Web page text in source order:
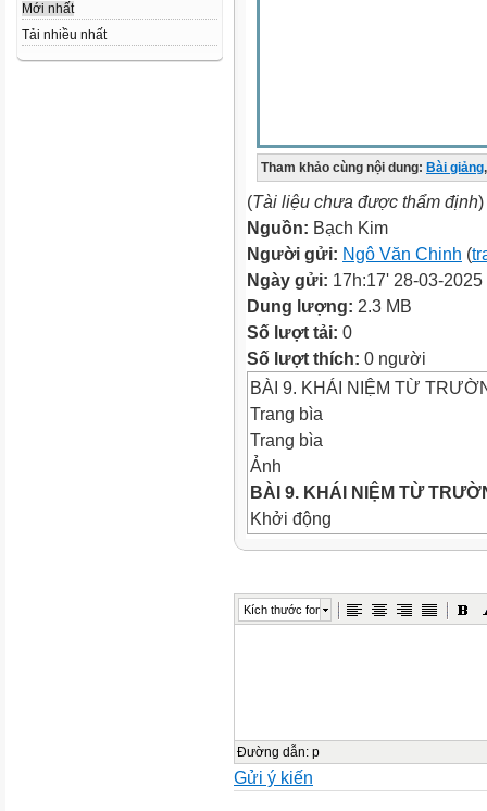
Mới nhất
Tải nhiều nhất
Tham khảo cùng nội dung: Bài giảng,
(Tài liệu chưa được thẩm định)
Nguồn: Bạch Kim
Người gửi: Ngô Văn Chinh (
Ngày gửi: 17h:17' 28-03-2025
Dung lượng: 2.3 MB
Số lượt tải: 0
Số lượt thích: 0 người
BÀI 9. KHÁI NIỆM TỪ
Trang bìa
Trang bìa
Ảnh
BÀI 9. KHÁI NIỆM TỪ
Khởi động
Các nghiên cứu cho thấy,
cảm nhận được từ trường
Trả lời
Trả lời
Kích thước font
Đường dẫn: p
Gửi ý kiến